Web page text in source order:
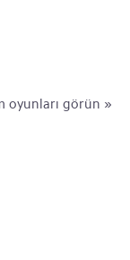
oyunları görün »